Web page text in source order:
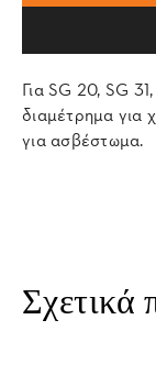
Για SG 20, SG
διαμέτρημα για
για ασβέστωμα.
Σχετικά